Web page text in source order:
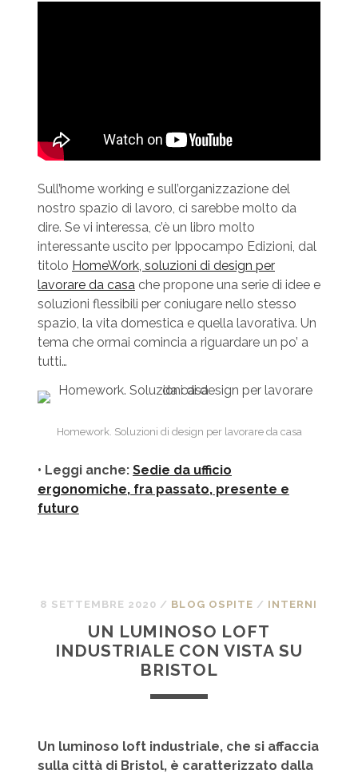
Sull’home working e sull’organizzazione del
nostro spazio di lavoro, ci sarebbe molto da
dire. Se vi interessa, c’è un libro molto
interessante uscito per Ippocampo Edizioni, dal
titolo HomeWork, soluzioni di design per
lavorare da casa che propone una serie di idee e
soluzioni flessibili per coniugare nello stesso
spazio, la vita domestica e quella lavorativa. Un
tema che ormai comincia a riguardare un po’ a
tutti…
Homework. Soluzioni di design per lavorare da casa
• Leggi anche: Sedie da ufficio
ergonomiche, fra passato, presente e
futuro
8 SETTEMBRE 2020 / BLOG OSPITE / INTERNI
UN LUMINOSO LOFT
INDUSTRIALE CON VISTA SU
BRISTOL
Un luminoso loft industriale, che si affaccia
sulla città di Bristol, è caratterizzato dalla